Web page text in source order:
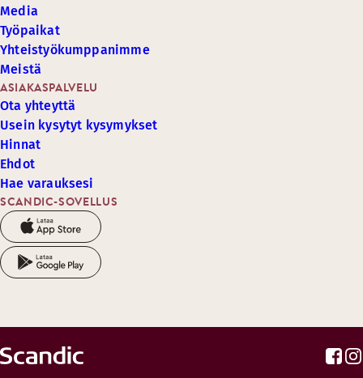
SCANDIC-SOVELLUS
ASIAKASPALVELU
Ota yhteyttä
Usein kysytyt kysymykset
Hinnat
Ehdot
Hae varauksesi
Media
Työpaikat
Yhteistyökumppanimme
Meistä